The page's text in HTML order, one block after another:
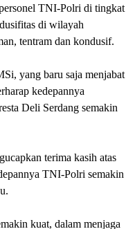
TNI-Polri di tingkat
di wilayah
tentram dan kondusif.
yang baru saja menjabat
kedepannya
Deli Serdang semakin
terima kasih atas
TNI-Polri semakin
kuat, dalam menjaga